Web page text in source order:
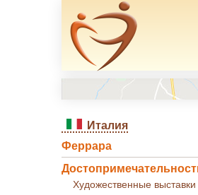
Италия
Феррара
Художественные выставки